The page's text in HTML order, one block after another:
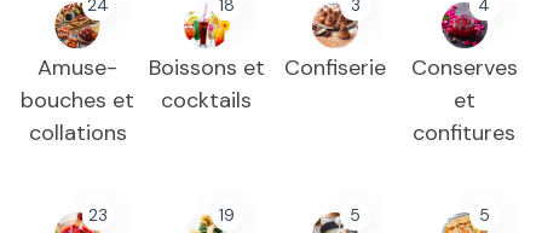
24
Amuse-
bouches et
collations
18
Boissons et
cocktails
3
Confiserie
4
Conserves
et
confitures
23 19 5 5